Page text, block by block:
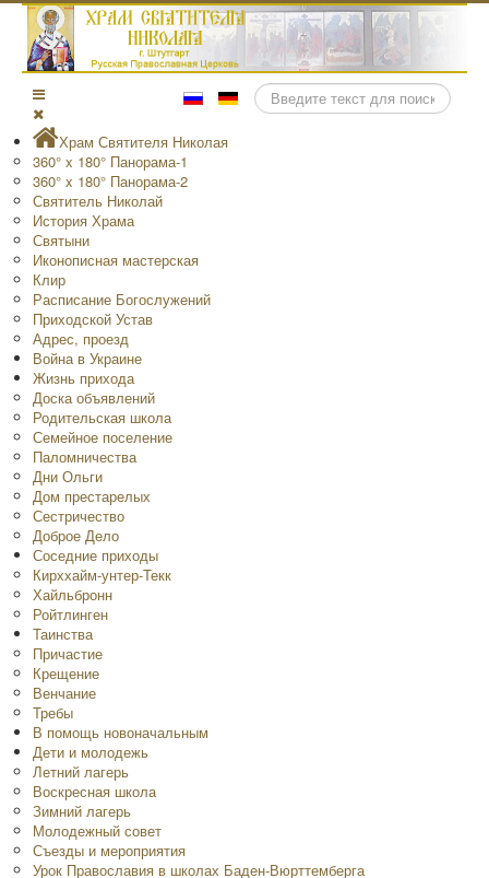
Поиск
Храм Святителя Николая
360° x 180° Панорама-1
360° x 180° Панорама-2
Святитель Николай
История Храма
Святыни
Иконописная мастерская
Клир
Расписание Богослужений
Приходской Устав
Адрес, проезд
Война в Украине
Жизнь прихода
Доска объявлений
Родительская школа
Семейное поселение
Паломничества
Дни Ольги
Дом престарелых
Сестричество
Доброе Дело
Соседние приходы
Кирххайм-унтер-Текк
Хайльбронн
Ройтлинген
Таинства
Причастие
Крещение
Венчание
Требы
В помощь новоначальным
Дети и молодежь
Летний лагерь
Воскресная школа
Зимний лагерь
Молодежный совет
Съезды и мероприятия
Урок Православия в школах Баден-Вюрттемберга